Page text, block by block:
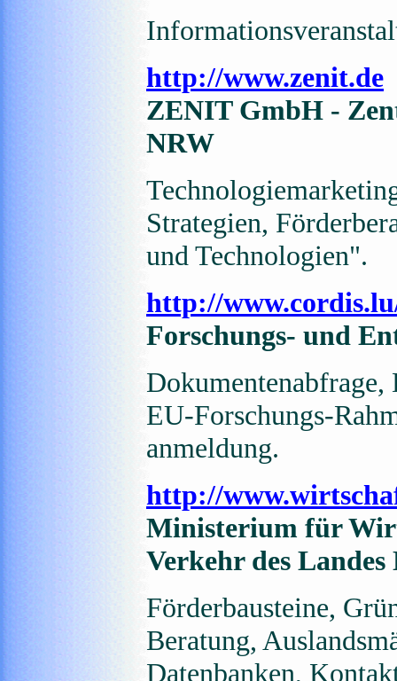
http://www.zenit.de
ZENIT GmbH -
NRW
Strategien,
und Technologien".
http://
Forschungs- und
EU-Forschungs-
anmeldung.
http://
Ministerium für
Verkehr des
Förderbausteine,
Beratung,
Datenbanken,